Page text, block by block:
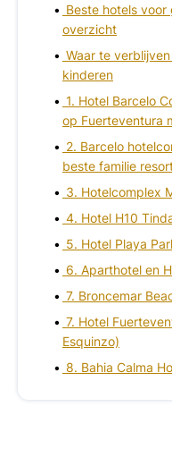
Beste hotels
overzicht
Waar te
kinderen
1. Hotel Barcelo
op Fuerteventura
2. Barcelo
beste familie
3. Hotelcomplex
4. Hotel H10
5. Hotel Playa
6. Aparthotel en
7. Broncemar
7. Hotel
Esquinzo)
8. Bahia Calma